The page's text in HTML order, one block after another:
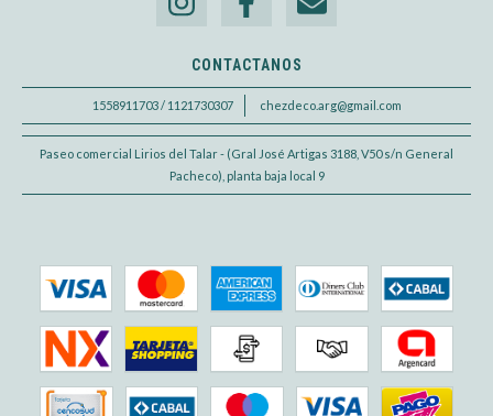
CONTACTANOS
1558911703 / 1121730307 chezdeco.arg@gmail.com
Paseo comercial Lirios del Talar - (Gral José Artigas 3188, V50 s/n General
Pacheco), planta baja local 9